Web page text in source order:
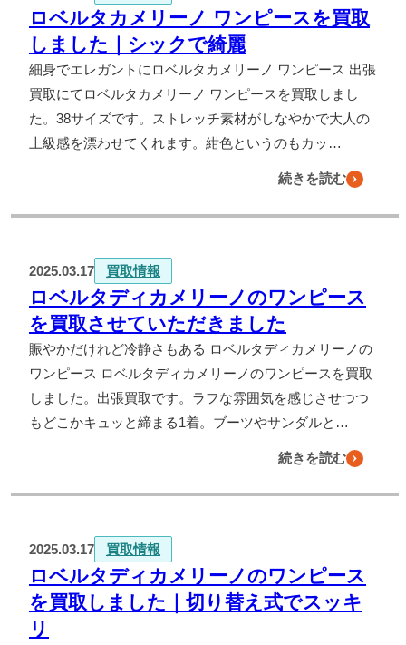
ロベルタカメリーノ ワンピースを買取
しました｜シックで綺麗
細身でエレガントにロベルタカメリーノ ワンピース 出張
買取にてロベルタカメリーノ ワンピースを買取しまし
た。38サイズです。ストレッチ素材がしなやかで大人の
上級感を漂わせてくれます。紺色というのもカッ…
続きを読む
2025.03.17 買取情報
ロベルタディカメリーノのワンピース
を買取させていただきました
賑やかだけれど冷静さもある ロベルタディカメリーノの
ワンピース ロベルタディカメリーノのワンピースを買取
しました。出張買取です。ラフな雰囲気を感じさせつつ
もどこかキュッと締まる1着。ブーツやサンダルと…
続きを読む
2025.03.17 買取情報
ロベルタディカメリーノのワンピース
を買取しました｜切り替え式でスッキ
リ